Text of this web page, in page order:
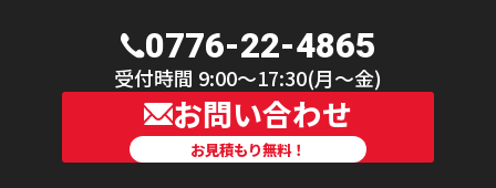
0776-22-4865
受付時間 9:00〜17:30(月〜金)
お問い合わせ
お見積もり無料！